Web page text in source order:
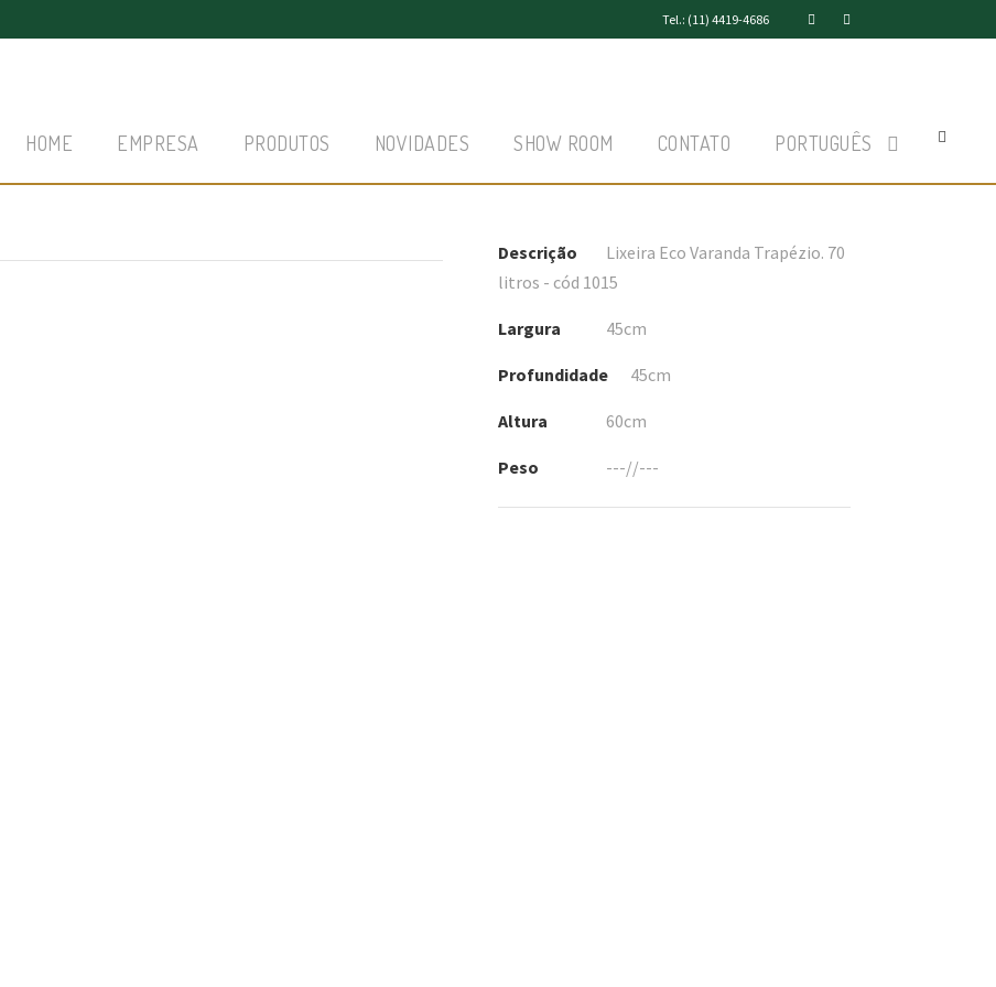
Tel.: (11) 4419-4686
HOME EMPRESA PRODUTOS NOVIDADES SHOW ROOM CONTATO PORTUGUÊS
Descrição
Lixeira Eco Varanda Trapézio. 70
litros - cód 1015
Largura 45cm
Profundidade 45cm
Altura 60cm
Peso ---//---